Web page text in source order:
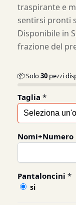
traspirante e
sentirsi pronti
Disponibile in
frazione del
📦 Solo30 pezzi
Taglia *
Nomi+Numero
Pantaloncini *
si